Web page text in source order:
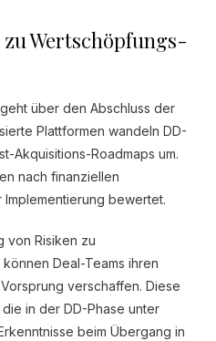
Wertschöpfungs-
über den Abschluss der
Plattformen wandeln DD-
Akquisitions-Roadmaps um.
nach finanziellen
bewertet.
von Risiken zu
Deal-Teams ihren
verschaffen. Diese
in der DD-Phase unter
beim Übergang in